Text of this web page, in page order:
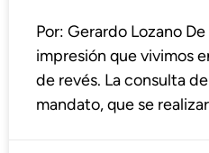
Por: Gerardo Lozano
impresión que vivimos
de revés. La consulta
mandato, que se